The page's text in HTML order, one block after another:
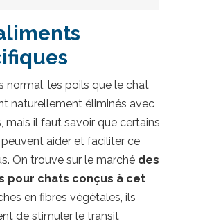
normal, les poils que le chat
naturellement éliminés avec
mais il faut savoir que certains
aider et faciliter ce
On trouve sur le marché des
pour chats conçus à cet
en fibres végétales, ils
de stimuler le transit